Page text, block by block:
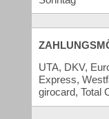
UTA, DKV,
Express,
girocard, Total